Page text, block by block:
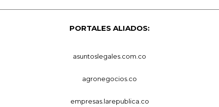
PORTALES ALIADOS:
asuntoslegales.com.co
agronegocios.co
empresas.larepublica.co